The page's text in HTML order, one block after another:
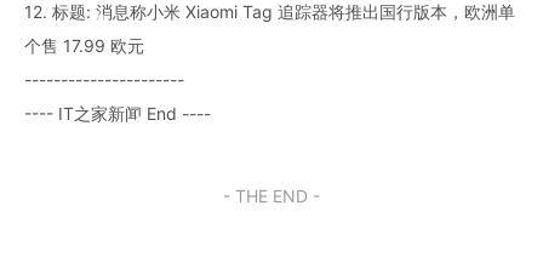
12. 标题: 消息称小米 Xiaomi Tag 追踪器将推出国行版本，欧洲单
个售 17.99 欧元
----------------------
---- IT之家新闻 End ----
- THE END -